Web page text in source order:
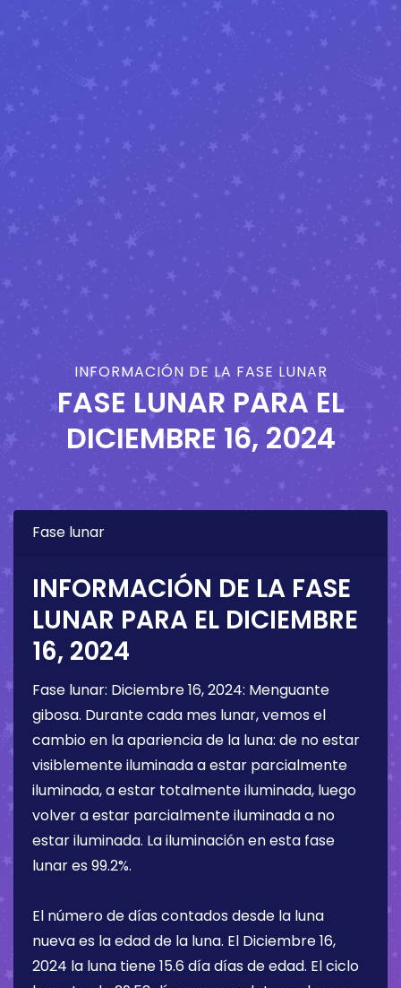
INFORMACIÓN DE LA FASE LUNAR
FASE LUNAR PARA EL
DICIEMBRE 16, 2024
Fase lunar
INFORMACIÓN DE LA FASE
LUNAR PARA EL DICIEMBRE
16, 2024
Fase lunar: Diciembre 16, 2024: Menguante
gibosa. Durante cada mes lunar, vemos el
cambio en la apariencia de la luna: de no estar
visiblemente iluminada a estar parcialmente
iluminada, a estar totalmente iluminada, luego
volver a estar parcialmente iluminada a no
estar iluminada. La iluminación en esta fase
lunar es 99.2%.
El número de días contados desde la luna
nueva es la edad de la luna. El Diciembre 16,
2024 la luna tiene15.6 díadías de edad. El ciclo